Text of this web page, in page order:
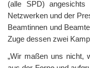
(alle SPD)
Netzwerken und der
Beamtinnen und
Zuge dessen zwei
„Wir maßen uns nicht,